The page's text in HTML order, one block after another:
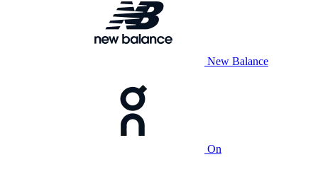
New Balance
On